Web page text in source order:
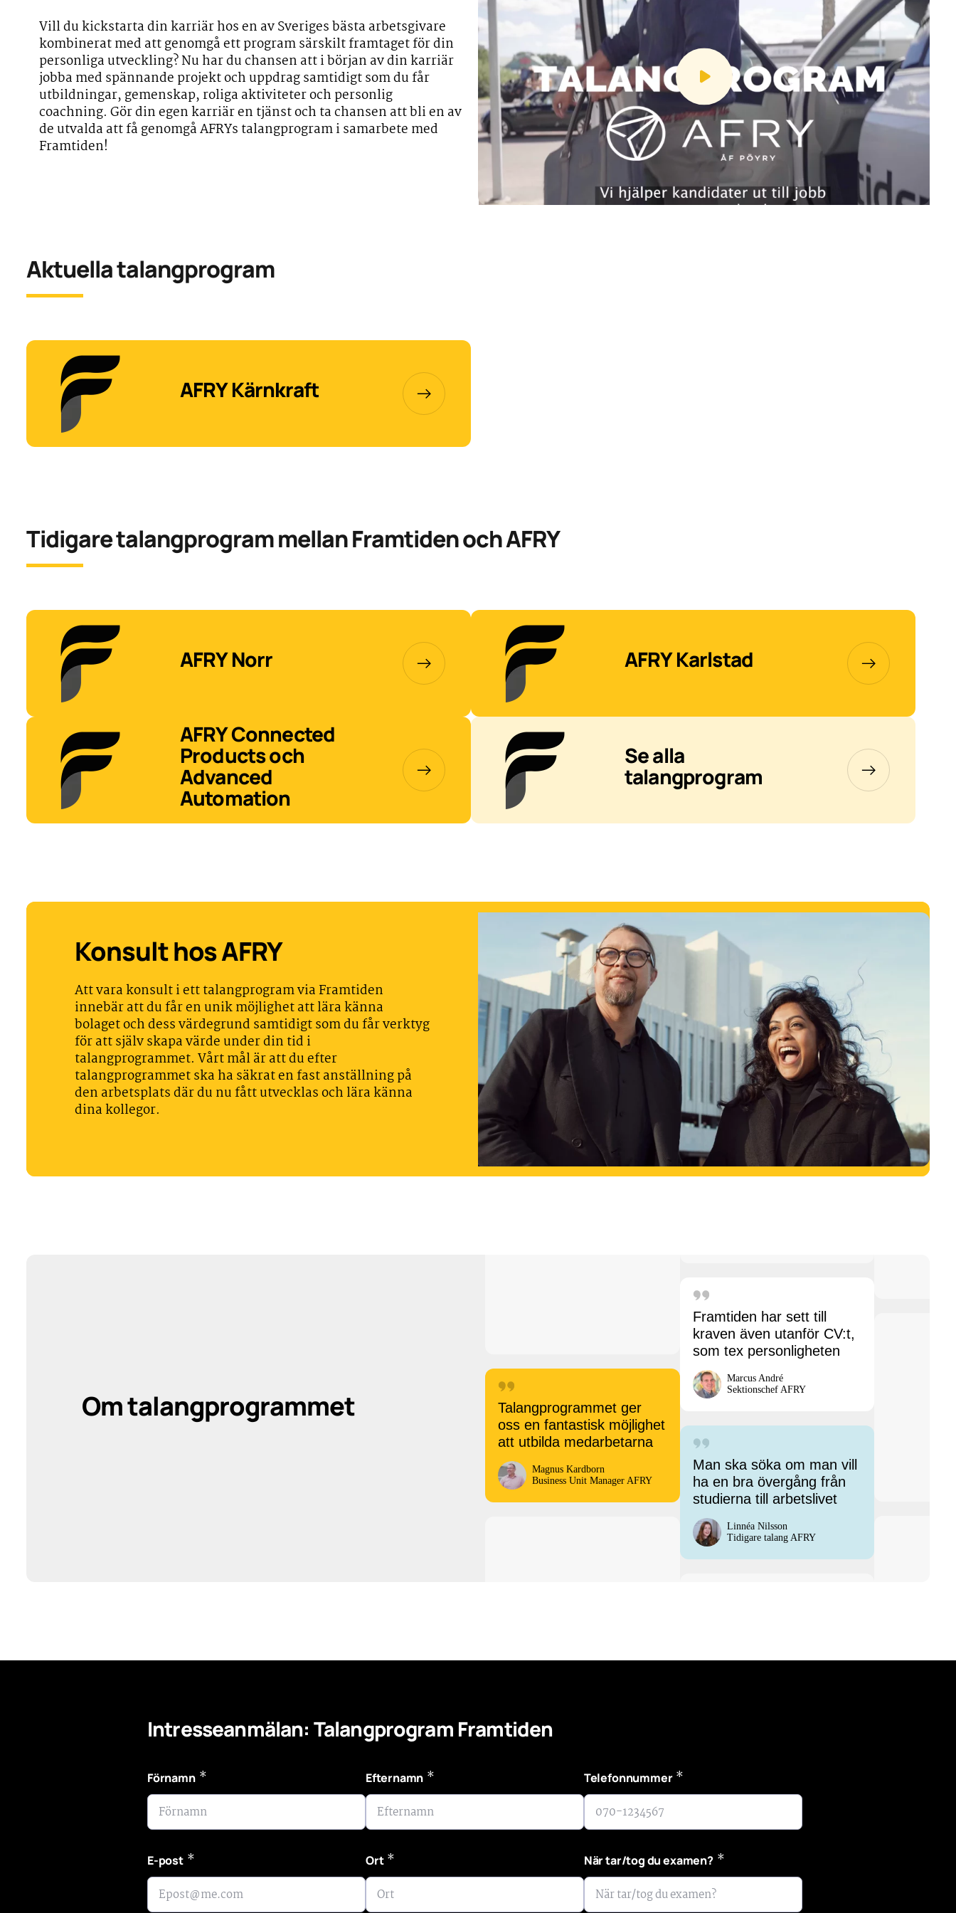
Vill du kickstarta din karriär hos en av Sveriges bästa arbetsgivare
kombinerat med att genomgå ett program särskilt framtaget för din
personliga utveckling? Nu har du chansen att i början av din karriär
jobba med spännande projekt och uppdrag samtidigt som du får
utbildningar, gemenskap, roliga aktiviteter och personlig
coachning. Gör din egen karriär en tjänst och ta chansen att bli en av
de utvalda att få genomgå AFRYs talangprogram i samarbete med
Framtiden!
Aktuella talangprogram
AFRY Kärnkraft
Tidigare talangprogram mellan Framtiden och AFRY
AFRY Norr AFRY Karlstad
AFRY Connected
Products och
Advanced
Automation
Se alla
talangprogram
Konsult hos AFRY
Att vara konsult i ett talangprogram via Framtiden
innebär att du får en unik möjlighet att lära känna
bolaget och dess värdegrund samtidigt som du får verktyg
för att själv skapa värde under din tid i
talangprogrammet. Vårt mål är att du efter
talangprogrammet ska ha säkrat en fast anställning på
den arbetsplats där du nu fått utvecklas och lära känna
dina kollegor.
Om talangprogrammet
Talangprogrammet ger
oss en fantastisk möjlighet
att utbilda medarbetarna
Magnus Kardborn
Business Unit Manager AFRY
Framtiden har sett till
kraven även utanför CV:t,
som tex personligheten
Marcus André
Sektionschef AFRY
Man ska söka om man vill
ha en bra övergång från
studierna till arbetslivet
Linnéa Nilsson
Tidigare talang AFRY
Intresseanmälan: Talangprogram Framtiden
Förnamn * Efternamn * Telefonnummer *
E-post * Ort * När tar/tog du examen? *